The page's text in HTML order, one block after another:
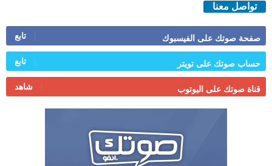
تواصل معنا
صفحة صوتك على الفيسبوك تابع
حساب صوتك على تويتر تابع
قناة صوتك على اليوتوب شاهد